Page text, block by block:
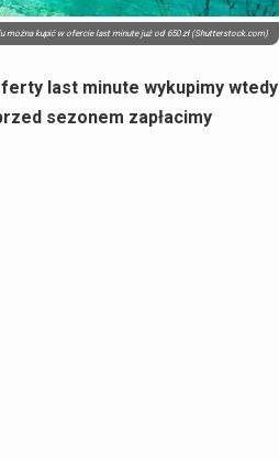
można kupić w ofercie last minute już od 650 zł (Shutterstock.com)
last minute wykupimy wtedy
sezonem zapłacimy